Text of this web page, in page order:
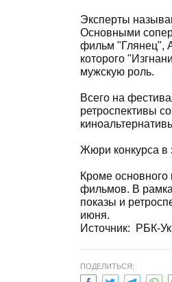
Эксперты
Основными
фильм "Глянец",
которого
мужскую роль.
Всего на
ретроспективы
Жюри конкурса в
Кроме основного
фильмов. В
показы и
июня.
Источник: РБК-
ПОДЕЛИТЬСЯ: